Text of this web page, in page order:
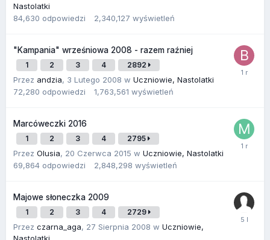
Nastolatki
84,630 odpowiedzi 2,340,127 wyświetleń
"Kampania" wrześniowa 2008 - razem raźniej
1 2 3 4 2892
Przez andzia, 3 Lutego 2008 w Uczniowie, Nastolatki
72,280 odpowiedzi 1,763,561 wyświetleń
Marcóweczki 2016
1 2 3 4 2795
Przez Olusia, 20 Czerwca 2015 w Uczniowie, Nastolatki
69,864 odpowiedzi 2,848,298 wyświetleń
Majowe słoneczka 2009
1 2 3 4 2729
Przez czarna_aga, 27 Sierpnia 2008 w Uczniowie,